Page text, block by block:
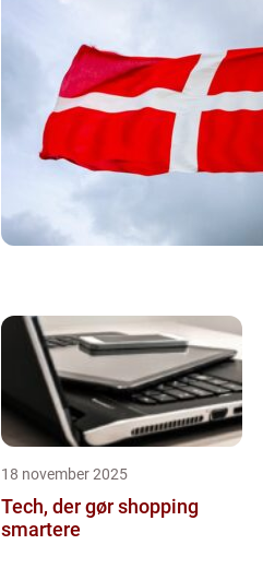
18 november 2025
Tech, der gør shopping
smartere